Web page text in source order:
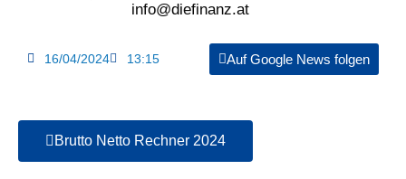
info@diefinanz.at
16/04/2024 13:15 Auf Google News folgen
Brutto Netto Rechner 2024